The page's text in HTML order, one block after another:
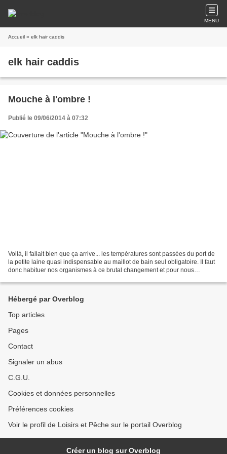
MENU
Accueil » elk hair caddis
elk hair caddis
Mouche à l'ombre !
Publié le 09/06/2014 à 07:32
Voilà, il fallait bien que ça arrive... les températures sont passées du port de
la petite laine quasi indispensable au maillot de bain seul obligatoire. Il faut
donc habituer nos organismes à ce brutal changement et pour nous
Hébergé par Overblog
Top articles
Pages
Contact
Signaler un abus
C.G.U.
Cookies et données personnelles
Préférences cookies
Voir le profil de Loisirs et Pêche sur le portail Overblog
Créer un blog sur Overblog